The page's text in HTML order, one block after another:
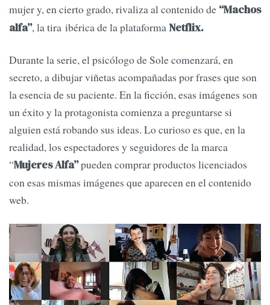
mujer y, en cierto grado, rivaliza al contenido de “Machos
alfa”, la tira ibérica de la plataformaNetflix.
Durante la serie, el psicólogo de Sole comenzará, en
secreto, a dibujar viñetas acompañadas por frases que son
la esencia de su paciente. En la ficción, esas imágenes son
un éxito y la protagonista comienza a preguntarse si
alguien está robando sus ideas. Lo curioso es que, en la
realidad, los espectadores y seguidores de la marca
“Mujeres Alfa”pueden comprar productos licenciados
con esas mismas imágenes que aparecen en el contenido
web.